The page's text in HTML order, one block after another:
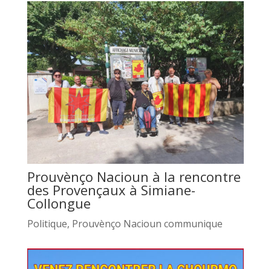
Prouvènço Nacioun à la rencontre
des Provençaux à Simiane-
Collongue
Politique, Prouvènço Nacioun communique